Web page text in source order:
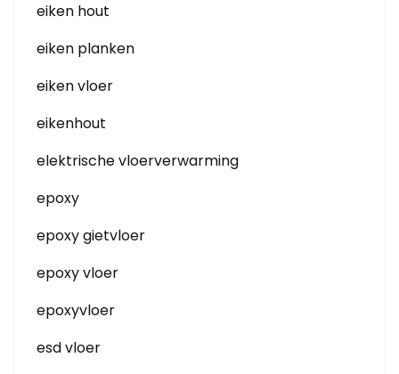
eiken hout
eiken planken
eiken vloer
eikenhout
elektrische vloerverwarming
epoxy
epoxy gietvloer
epoxy vloer
epoxyvloer
esd vloer